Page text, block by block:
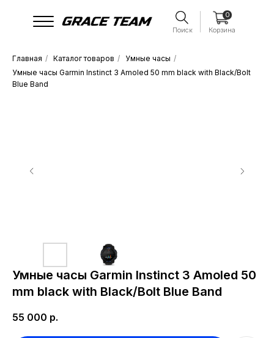
Поиск Корзина
0
Главная / Каталог товаров / Умные часы /
Умные часы Garmin Instinct 3 Amoled 50 mm black with Black/Bolt
Blue Band
Умные часы Garmin Instinct 3 Amoled 50
mm black with Black/Bolt Blue Band
55 000 р.